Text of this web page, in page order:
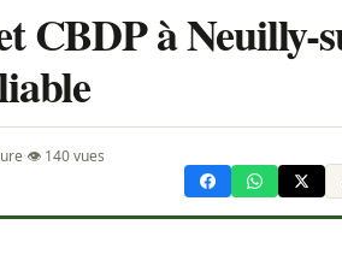
CBDP à Neuilly-
·👁 140 vues